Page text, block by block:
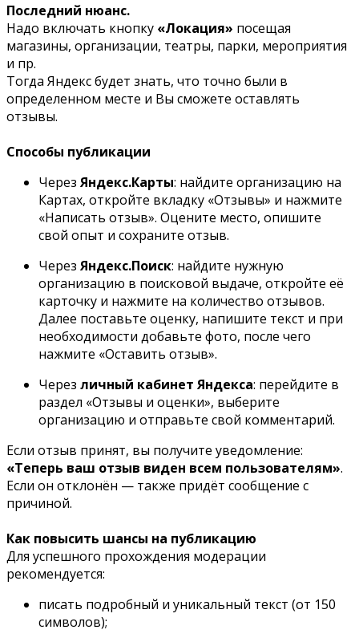
Последний нюанс.
Надо включать кнопку «Локация» посещая
магазины, организации, театры, парки, мероприятия
и пр.
Тогда Яндекс будет знать, что точно были в
определенном месте и Вы сможете оставлять
отзывы.
Способы публикации
Через Яндекс.Карты: найдите организацию на
Картах, откройте вкладку «Отзывы» и нажмите
«Написать отзыв». Оцените место, опишите
свой опыт и сохраните отзыв.
Через Яндекс.Поиск: найдите нужную
организацию в поисковой выдаче, откройте её
карточку и нажмите на количество отзывов.
Далее поставьте оценку, напишите текст и при
необходимости добавьте фото, после чего
нажмите «Оставить отзыв».
Через личный кабинет Яндекса: перейдите в
раздел «Отзывы и оценки», выберите
организацию и отправьте свой комментарий.
Если отзыв принят, вы получите уведомление:
«Теперь ваш отзыв виден всем пользователям».
Если он отклонён — также придёт сообщение с
причиной.
Как повысить шансы на публикацию
Для успешного прохождения модерации
рекомендуется:
писать подробный и уникальный текст (от 150
символов);